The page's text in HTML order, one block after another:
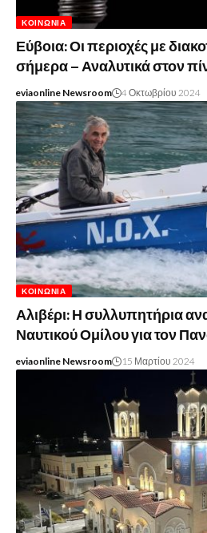
ΚΟΙΝΩΝΊΑ
Εύβοια: Οι περιοχές με
σήμερα – Αναλυτικά στον
eviaonline Newsroom 4 Οκτωβρίου 2024
ΚΟΙΝΩΝΊΑ
Αλιβέρι: Η συλλυπητήρια
Ναυτικού Ομίλου για τον
eviaonline Newsroom 15 Μαρτίου 2024